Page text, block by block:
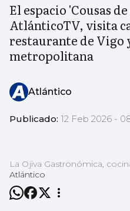
El espacio 'Cousas
AtlánticoTV, visita
restaurante de Vigo
metropolitana
Atlántico
Publicado: 12 Feb 2026 -
La Ojiva Gastronómica,
Atlántico